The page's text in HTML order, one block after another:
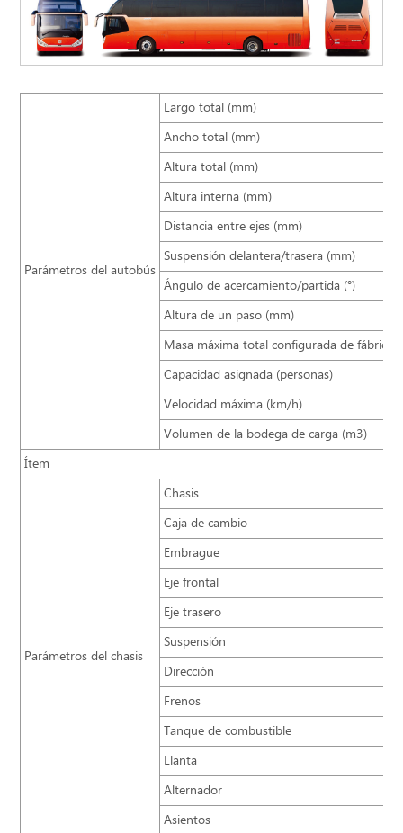
Parámetros del autobús
Largo total (mm)
Ancho total (mm)
Altura total (mm)
Altura interna (mm)
Distancia entre ejes (mm)
Suspensión delantera/trasera (mm)
Ángulo de acercamiento/partida (°)
Altura de un paso (mm)
Masa máxima total configurada de fábrica
Capacidad asignada (personas)
Velocidad máxima (km/h)
Volumen de la bodega de carga (m3)
Ítem
Parámetros del chasis
Chasis
Caja de cambio
Embrague
Eje frontal
Eje trasero
Suspensión
Dirección
Frenos
Tanque de combustible
Llanta
Alternador
Asientos